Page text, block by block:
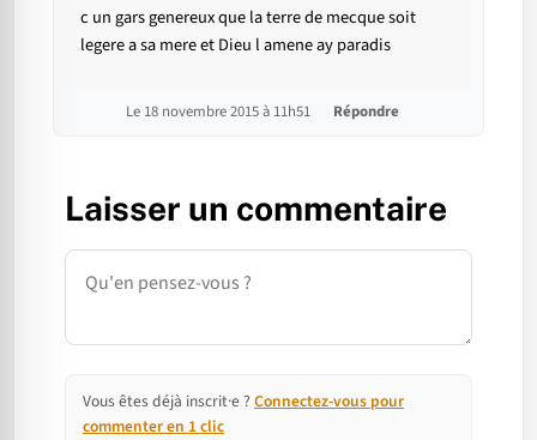
c un gars genereux que la terre de mecque soit
legere a sa mere et Dieu l amene ay paradis
Le 18 novembre 2015 à 11h51 Répondre
Laisser un commentaire
Commentaire
Vous êtes déjà inscrit·e ? Connectez-vous pour
commenter en 1 clic